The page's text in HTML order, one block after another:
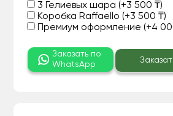
3 Гелиевых шара (+3 500 ₸)
Коробка Raffaello (+3 500 ₸)
Премиум оформление (+4
Заказать по
WhatsApp